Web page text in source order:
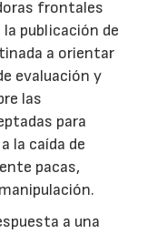
frontales
publicación de
a orientar
evaluación y
las
para
la caída de
pacas,
a una